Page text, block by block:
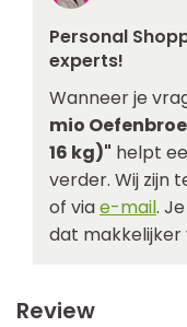
Personal
experts!
Wanneer je
mio
16 kg)" helpt
verder. Wij zijn
of viae-mail.
dat makkelijker
Review